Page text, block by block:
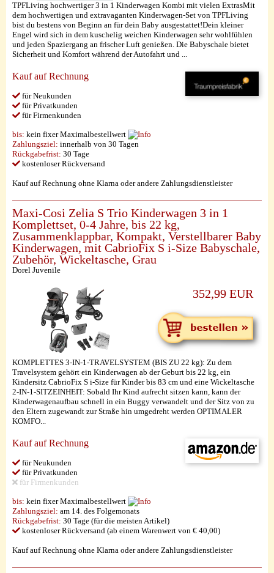
TPFLiving hochwertiger 3 in 1 Kinderwagen Kombi mit vielen ExtrasMit
dem hochwertigen und extravaganten Kinderwagen-Set von TPFLiving
bist du bestens von Beginn an für dein Baby ausgestattet!Dein kleiner
Engel wird sich in dem kuschelig weichen Kinderwagen sehr wohlfühlen
und jeden Spaziergang an frischer Luft genießen. Die Babyschale bietet
Sicherheit und Komfort während der Autofahrt und ...
Kauf auf Rechnung
für Neukunden
für Privatkunden
für Firmenkunden
bis: kein fixer Maximalbestellwert
Zahlungsziel: innerhalb von 30 Tagen
Rückgabefrist: 30 Tage
kostenloser Rückversand
Kauf auf Rechnung ohne Klarna oder andere Zahlungsdienstleister
Maxi-Cosi Zelia S Trio Kinderwagen 3 in 1
Komplettset, 0-4 Jahre, bis 22 kg,
Zusammenklappbar, Kompakt, Verstellbarer Baby
Kinderwagen, mit CabrioFix S i-Size Babyschale,
Zubehör, Wickeltasche, Grau
Dorel Juvenile
352,99 EUR
KOMPLETTES 3-IN-1-TRAVELSYSTEM (BIS ZU 22 kg): Zu dem
Travelsystem gehört ein Kinderwagen ab der Geburt bis 22 kg, ein
Kindersitz CabrioFix S i-Size für Kinder bis 83 cm und eine Wickeltasche
2-IN-1-SITZEINHEIT: Sobald Ihr Kind aufrecht sitzen kann, kann der
Kinderwagenaufbau schnell in ein Buggy verwandelt und der Sitz von zu
den Eltern zugewandt zur Straße hin umgedreht werden OPTIMALER
KOMFO...
Kauf auf Rechnung
für Neukunden
für Privatkunden
für Firmenkunden
bis: kein fixer Maximalbestellwert
Zahlungsziel: am 14. des Folgemonats
Rückgabefrist: 30 Tage (für die meisten Artikel)
kostenloser Rückversand (ab einem Warenwert von € 40,00)
Kauf auf Rechnung ohne Klarna oder andere Zahlungsdienstleister